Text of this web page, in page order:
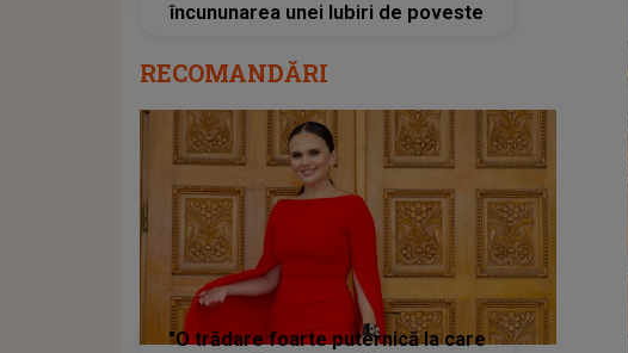
încununarea unei Iubiri de poveste
RECOMANDĂRI
"O trădare foarte puternică la care